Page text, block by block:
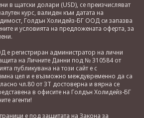
в щатски долари (USD), се преизчисляват
курс, валиден към датата на
Голдън Холидейз-БГ ООД си запазва
и условията на предложената оферта, за
е регистриран администратор на лични
на Личните Данни под № 310584 от
публикувана на този сайт е с
цел и е възможно междувременно да са
чл.80 от ЗТ достоверна и вярна се
в офисите на Голдън Холидейз-БГ
агенти!
е под защитата на Закона за